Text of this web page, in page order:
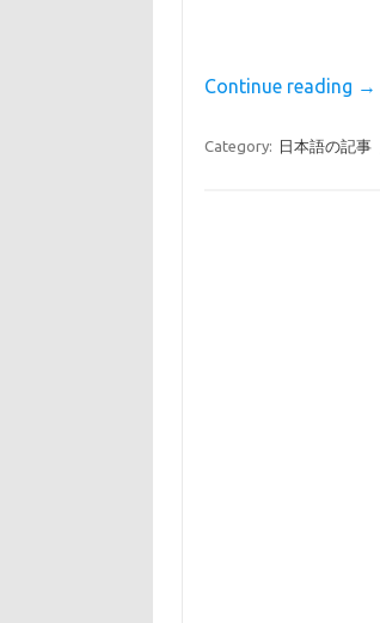
Continue reading →
Category: 日本語の記事